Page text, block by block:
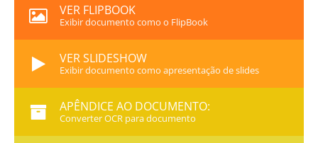
VER FLIPBOOK
Exibir documento como o FlipBook
VER SLIDESHOW
Exibir documento como apresentação de slides
APÊNDICE AO DOCUMENTO:
Converter OCR para documento